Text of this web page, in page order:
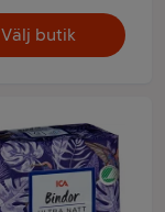
Välj butik